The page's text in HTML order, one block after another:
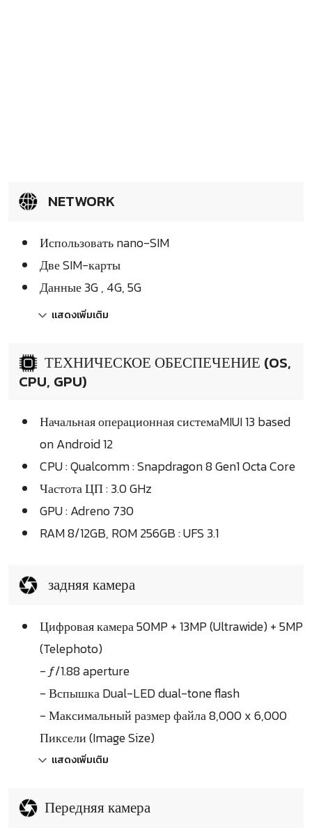
NETWORK
Использовать nano-SIM
Две SIM-карты
Данные 3G , 4G, 5G
แสดงเพิ่มเติม
ТЕХНИЧЕСКОЕ ОБЕСПЕЧЕНИЕ (OS,
CPU, GPU)
Начальная операционная системаMIUI 13 based
on Android 12
CPU : Qualcomm : Snapdragon 8 Gen1 Octa Core
Частота ЦП : 3.0 GHz
GPU : Adreno 730
RAM 8/12GB, ROM 256GB : UFS 3.1
задняя камера
Цифровая камера 50MP + 13MP (Ultrawide) + 5MP
(Telephoto)
- ƒ/1.88 aperture
- Вспышка Dual-LED dual-tone flash
- Максимальный размер файла 8,000 x 6,000
Пиксели (Image Size)
แสดงเพิ่มเติม
Передняя камера